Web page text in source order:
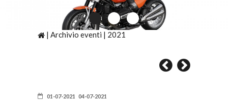
| Archivio eventi | 2021
01-07-2021 04-07-2021